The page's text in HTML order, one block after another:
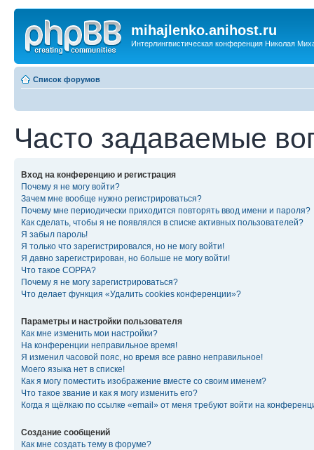
mihajlenko.anihost.ru
Интерлингвистическая конференция Николая
Список форумов
Часто задаваемые
Вход на конференцию и регистрация
Почему я не могу войти?
Зачем мне вообще нужно регистрироваться?
Почему мне периодически приходится повторять ввод имени и пароля?
Как сделать, чтобы я не появлялся в списке активных пользователей?
Я забыл пароль!
Я только что зарегистрировался, но не могу войти!
Я давно зарегистрирован, но больше не могу войти!
Что такое COPPA?
Почему я не могу зарегистрироваться?
Что делает функция «Удалить cookies конференции»?
Параметры и настройки пользователя
Как мне изменить мои настройки?
На конференции неправильное время!
Я изменил часовой пояс, но время все равно неправильное!
Моего языка нет в списке!
Как я могу поместить изображение вместе со своим именем?
Что такое звание и как я могу изменить его?
Когда я щёлкаю по ссылке «email» от меня требуют войти на
Создание сообщений
Как мне создать тему в форуме?